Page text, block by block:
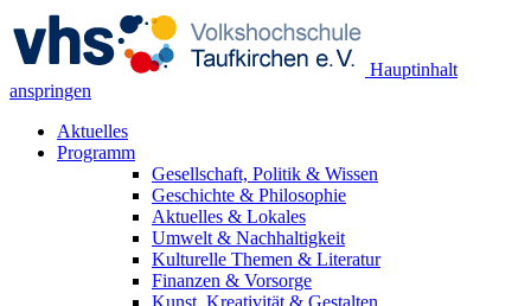
Hauptinhalt
anspringen
Aktuelles
Programm
Gesellschaft, Politik & Wissen
Geschichte & Philosophie
Aktuelles & Lokales
Umwelt & Nachhaltigkeit
Kulturelle Themen & Literatur
Finanzen & Vorsorge
Kunst, Kreativität & Gestalten